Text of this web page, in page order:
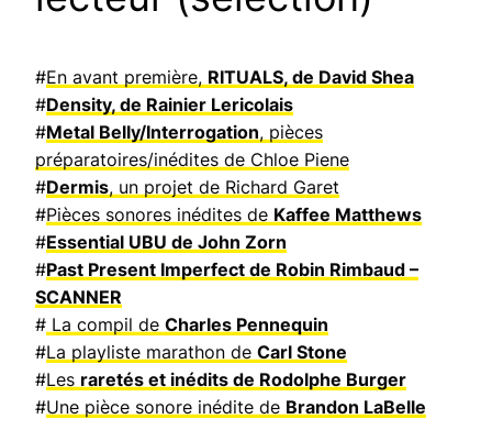
#En avant première, RITUALS, de David Shea
#Density, de Rainier Lericolais
#Metal Belly/Interrogation, pièces
préparatoires/inédites de Chloe Piene
#Dermis, un projet de Richard Garet
#Pièces sonores inédites de Kaffee Matthews
#Essential UBU de John Zorn
#Past Present Imperfect de Robin Rimbaud –
SCANNER
# La compil de Charles Pennequin
#La playliste marathon de Carl Stone
#Les raretés et inédits de Rodolphe Burger
#Une pièce sonore inédite de Brandon LaBelle